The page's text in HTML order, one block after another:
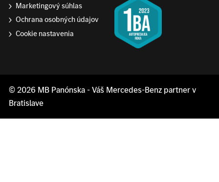
Marketingový súhlas
Ochrana osobných údajov
Cookie nastavenia
© 2026 MB Panónska - Váš Mercedes-Benz partner v
Bratislave